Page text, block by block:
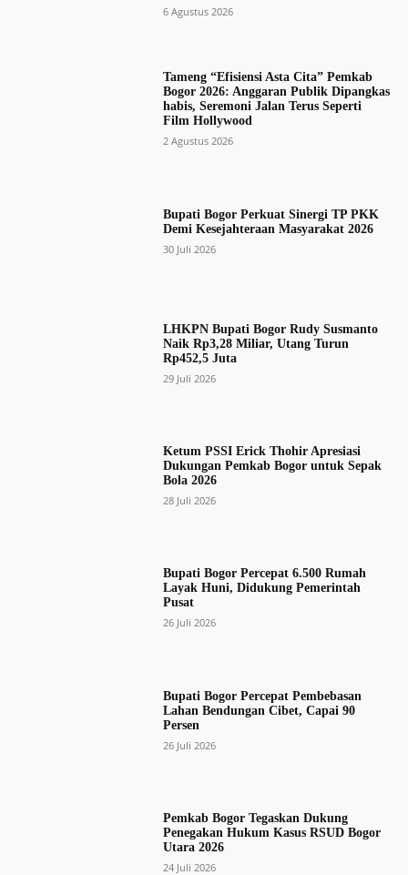
6 Agustus 2026
Tameng “Efisiensi Asta Cita” Pemkab
Bogor 2026: Anggaran Publik Dipangkas
habis, Seremoni Jalan Terus Seperti
Film Hollywood
2 Agustus 2026
Bupati Bogor Perkuat Sinergi TP PKK
Demi Kesejahteraan Masyarakat 2026
30 Juli 2026
LHKPN Bupati Bogor Rudy Susmanto
Naik Rp3,28 Miliar, Utang Turun
Rp452,5 Juta
29 Juli 2026
Ketum PSSI Erick Thohir Apresiasi
Dukungan Pemkab Bogor untuk Sepak
Bola 2026
28 Juli 2026
Bupati Bogor Percepat 6.500 Rumah
Layak Huni, Didukung Pemerintah
Pusat
26 Juli 2026
Bupati Bogor Percepat Pembebasan
Lahan Bendungan Cibet, Capai 90
Persen
26 Juli 2026
Pemkab Bogor Tegaskan Dukung
Penegakan Hukum Kasus RSUD Bogor
Utara 2026
24 Juli 2026